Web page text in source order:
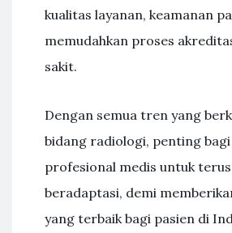
kualitas layanan, keamanan
memudahkan proses
sakit.
Dengan semua tren yang
bidang radiologi, penting
profesional medis untuk
beradaptasi, demi
yang terbaik bagi pasien di